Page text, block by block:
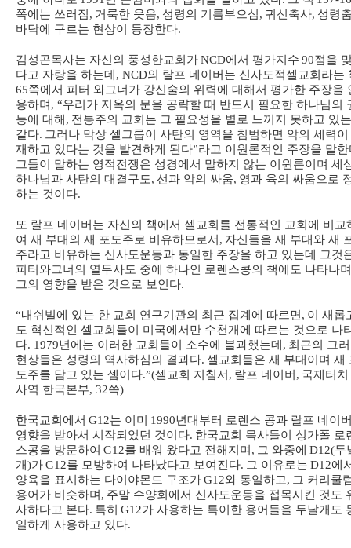
쪽에는 쓰러짐, 거룩한 웃음, 성령의 기름부으심, 귀신축사, 성령
바닥에 구르는 현상이 등장한다.
김성곤목사는 자신의 풍성한교회가NCD에서 평가지수 90점을
다고 자랑을 하는데 , NCD의 랄프 네이버는 신사도적셀교회라는
65쪽에서 피터 와그너가 강신술의 위력에 대해서 평가한 주장을
용하며 , “우리가 지옥의 문을 공략할 때 반드시 필요한 하나님의
능에 대해 , 전통주의 교회는 그 필요성을 별로 느끼지 못하고 있
같다. 그러나 막상 셀그룹이 사탄의 영역을 침범하면 악의 세력이
재하고 있다는 것을 발견하게 된다”라고 이원론적인 주장을 말한
그들이 말하는 영적전쟁은 성경에서 말하지 않는 이원론이며 세
하나님과 사탄의 대결구도, 선과 악의 싸움, 영과 육의 싸움으로
하는 것이다.
또 랄프 네이버는 자신의 책에서 셀교회를 전통적인 교회에 비교
여 새 부대의 새 포도주로 비유하므로서 , 자신들을 새 부대와 새
주라고 비유하는 신사도운동과 동일한 주장을 하고 있는데 그것
피터와그너의 열두사도 중에 하나인 로렌스콩의 책에도 나타나며
그의 영향을 받은 것으로 보인다.
“내쉬빌에 있는 한 교회 연구기관의 최근 집계에 따르면 , 이 새롭
도 혁신적인 셀교회들이 미국에서만 수천개에 따르는 것으로 나
다. 1979년에는 이러한 교회들이 소수에 불과했는데 , 최근의 그
현상들은 성령의 역사하심의 결과다. 셀교회들은 새 부대이며 새
도주를 담고 있는 셈이다.”(셀교회 지침서 , 랄프 네이버 , 국제터치
사역 한국본부, 32쪽)
한국교회에서 G12는 이미 1990년대부터 로렌스 콩과 랄프 네이
영향을 받아서 시작되었던 것이다. 한국교회 목사들이 싱가폴 로
스콩을 방문하여 G12를 배워 왔다고 전해지며 , 그 와중에 D12(두
개)가G12를 모방하여 나타났다고 보여진다. 그 이유로는 D12에
양육을 표시하는 다이야몬드 구조가G12와 동일하고, 그 커리쿨
용어가 비슷하며 , 주말 수양회에서 신사도운동을 접목시킨 것도
사하다고 본다. 특히 G12가 사용하는 특이한 용어들을 두날개도
일하게 사용하고 있다.